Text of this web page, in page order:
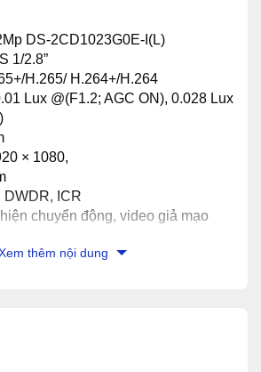
DS-2CD1023G0E-I(L)
1/2.8”
H.265/ H.264+/H.264
Lux @(F1.2; AGC ON), 0.028 Lux
× 1080,
DWDR, ICR
chuyển động, video giả mạo
POE
camera 4Mp.
40 Mbps/60 Mbps
thêm nội dung